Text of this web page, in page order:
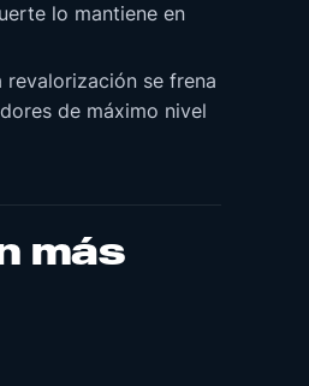
lo mantiene en
revalorización se frena
de máximo nivel
más